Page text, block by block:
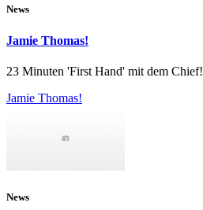
News
Jamie Thomas!
23 Minuten 'First Hand' mit dem Chief!
Jamie Thomas!
News